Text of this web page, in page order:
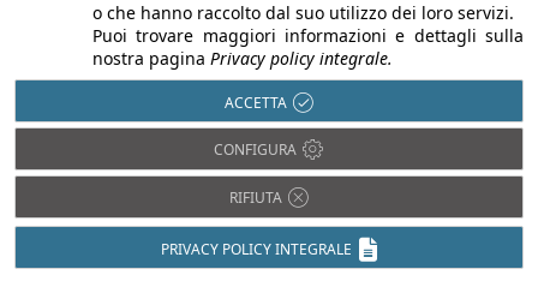
Wavin
Aquacell
25/02/2021
Addio rumori,
con lo scarico
il primo
raccordo
o che hanno raccolto dal suo utilizzo dei loro servizi.
Puoi trovare maggiori informazioni e dettagli sulla
nostra pagina Privacy policy integrale.
ACCETTA
CONFIGURA
RIFIUTA
PRIVACY POLICY INTEGRALE